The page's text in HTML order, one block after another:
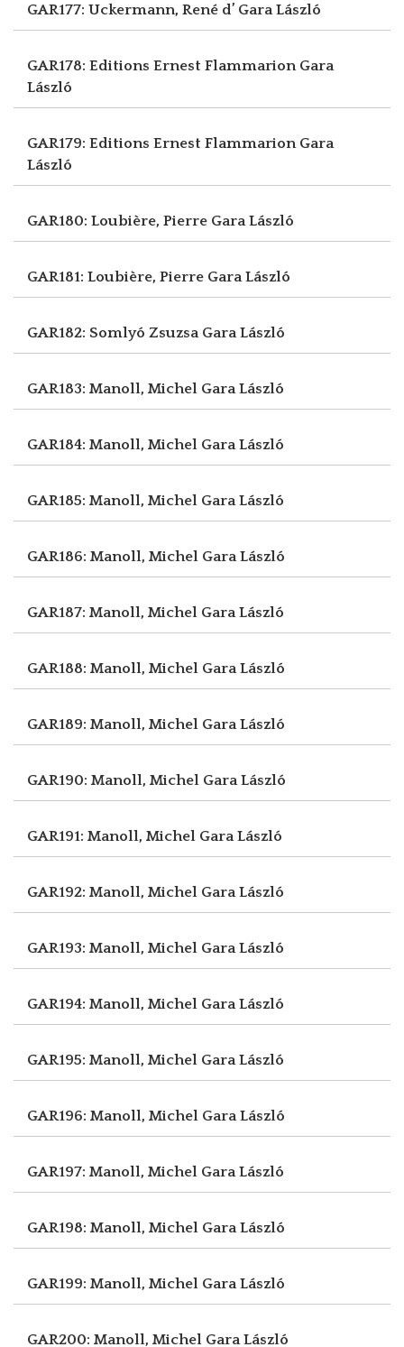
GAR177: Uckermann, René d’ Gara László
GAR178: Editions Ernest Flammarion Gara
László
GAR179: Editions Ernest Flammarion Gara
László
GAR180: Loubière, Pierre Gara László
GAR181: Loubière, Pierre Gara László
GAR182: Somlyó Zsuzsa Gara László
GAR183: Manoll, Michel Gara László
GAR184: Manoll, Michel Gara László
GAR185: Manoll, Michel Gara László
GAR186: Manoll, Michel Gara László
GAR187: Manoll, Michel Gara László
GAR188: Manoll, Michel Gara László
GAR189: Manoll, Michel Gara László
GAR190: Manoll, Michel Gara László
GAR191: Manoll, Michel Gara László
GAR192: Manoll, Michel Gara László
GAR193: Manoll, Michel Gara László
GAR194: Manoll, Michel Gara László
GAR195: Manoll, Michel Gara László
GAR196: Manoll, Michel Gara László
GAR197: Manoll, Michel Gara László
GAR198: Manoll, Michel Gara László
GAR199: Manoll, Michel Gara László
GAR200: Manoll, Michel Gara László